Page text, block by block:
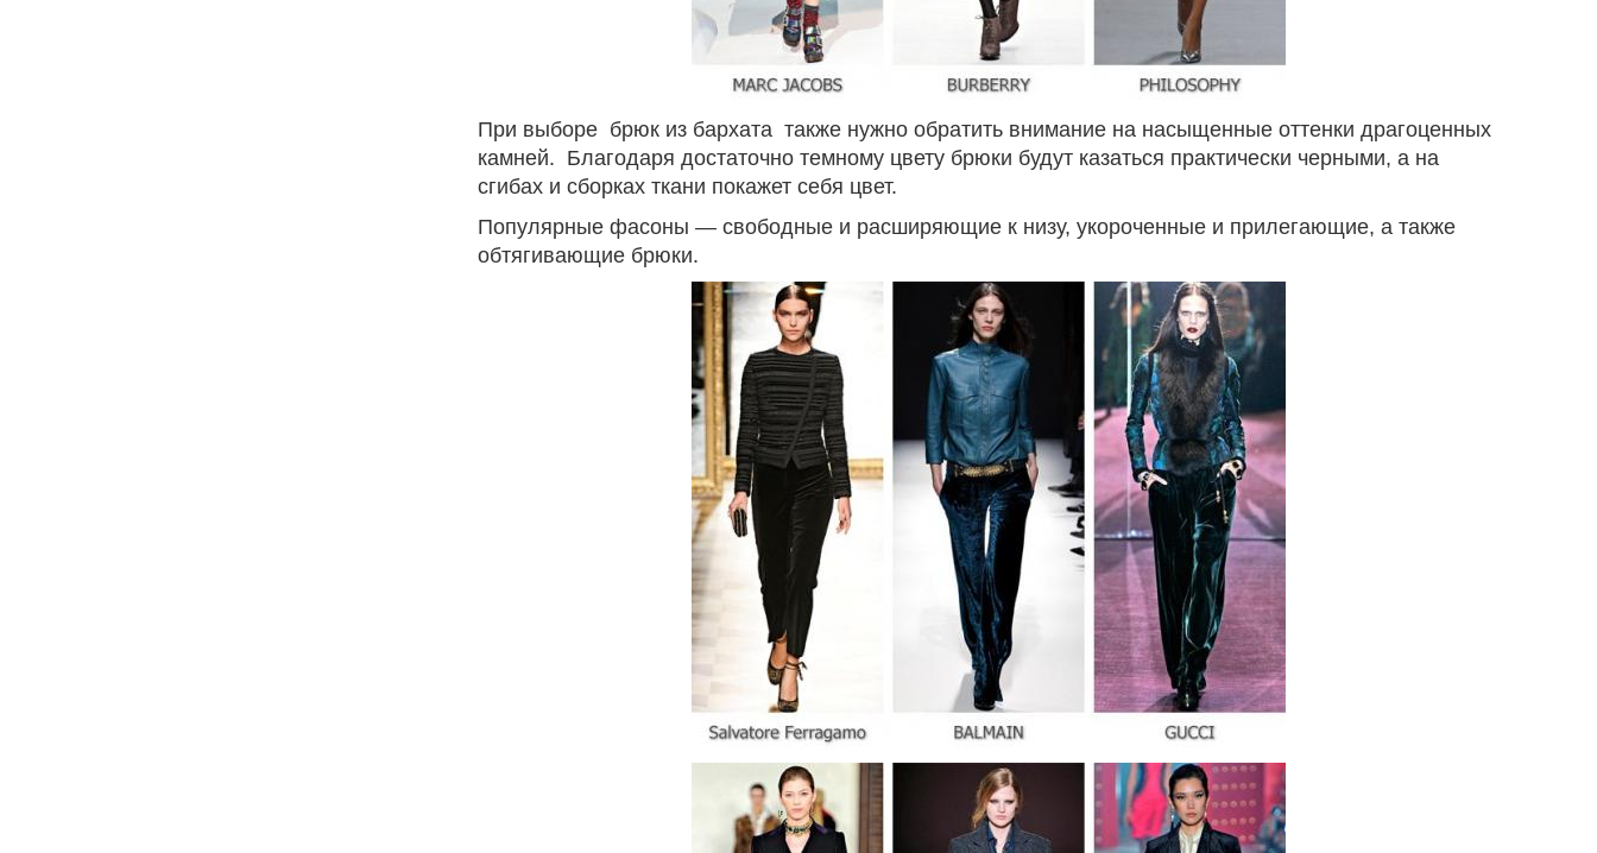
При выборе брюк из бархата также нужно обратить внимание на насыщенные оттенки драгоценных
камней. Благодаря достаточно темному цвету брюки будут казаться практически черными, а на
сгибах и сборках ткани покажет себя цвет.
Популярные фасоны — свободные и расширяющие к низу, укороченные и прилегающие, а также
обтягивающие брюки.